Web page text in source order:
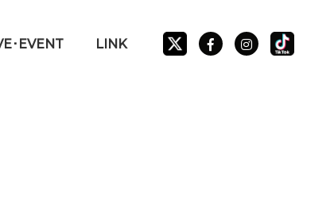
･EVENT LINK